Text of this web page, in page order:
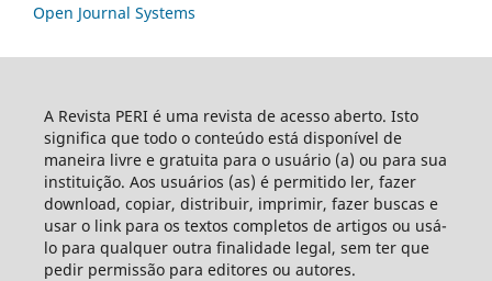
Open Journal Systems
A Revista PERI é uma revista de acesso aberto. Isto
significa que todo o conteúdo está disponível de
maneira livre e gratuita para o usuário (a) ou para sua
instituição. Aos usuários (as) é permitido ler, fazer
download, copiar, distribuir, imprimir, fazer buscas e
usar o link para os textos completos de artigos ou usá-
lo para qualquer outra finalidade legal, sem ter que
pedir permissão para editores ou autores.